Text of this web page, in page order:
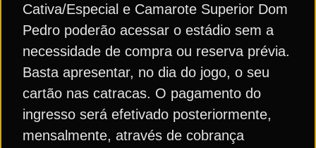
Cativa/Especial e Camarote Superior Dom
Pedro poderão acessar o estádio sem a
necessidade de compra ou reserva prévia.
Basta apresentar, no dia do jogo, o seu
cartão nas catracas. O pagamento do
ingresso será efetivado posteriormente,
mensalmente, através de cobrança